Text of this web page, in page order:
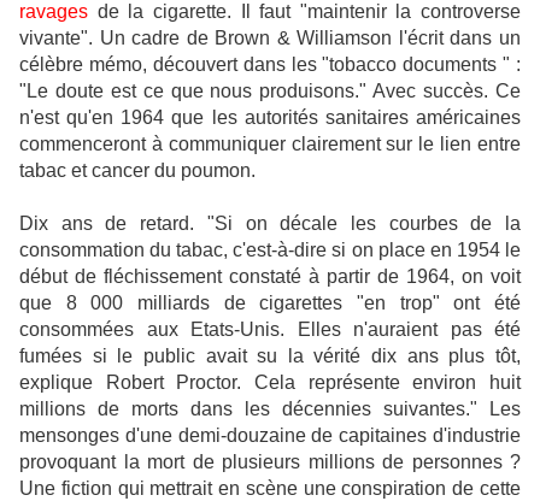
ravages de la cigarette. Il faut "maintenir la controverse
vivante". Un cadre de Brown & Williamson l'écrit dans un
célèbre mémo, découvert dans les "tobacco documents " :
"Le doute est ce que nous produisons." Avec succès. Ce
n'est qu'en 1964 que les autorités sanitaires américaines
commenceront à communiquer clairement sur le lien entre
tabac et cancer du poumon.
Dix ans de retard. "Si on décale les courbes de la
consommation du tabac, c'est-à-dire si on place en 1954 le
début de fléchissement constaté à partir de 1964, on voit
que 8 000 milliards de cigarettes "en trop" ont été
consommées aux Etats-Unis. Elles n'auraient pas été
fumées si le public avait su la vérité dix ans plus tôt,
explique Robert Proctor. Cela représente environ huit
millions de morts dans les décennies suivantes." Les
mensonges d'une demi-douzaine de capitaines d'industrie
provoquant la mort de plusieurs millions de personnes ?
Une fiction qui mettrait en scène une conspiration de cette